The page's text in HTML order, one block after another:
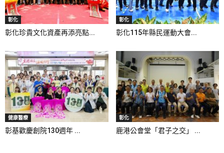
彰化
彰化珍貴文化資產再添亮點...
彰化
彰化115年縣民運動大會...
健康醫療
彰基歡慶創院130週年 ...
彰化
鹿港公會堂「君子之交」 ...